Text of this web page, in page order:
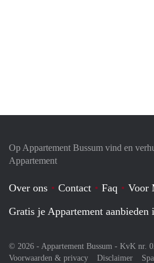
Op Appartement Bussum vind en
Appartement
Over ons Contact Faq
Voor
Gratis je Appartement aanbieden
© 2026 - Appartement Bussum - KvK nr.
Voorwaarden & privacy
Disclaimer